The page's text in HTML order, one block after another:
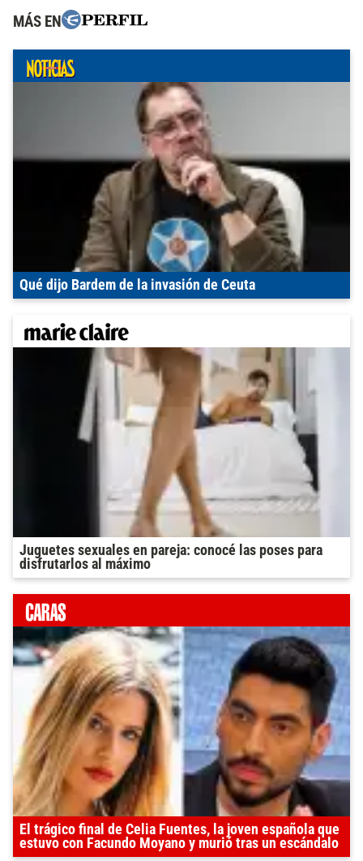
MÁS EN
Qué dijo Bardem de la invasión de Ceuta
Juguetes sexuales en pareja: conocé las poses para
disfrutarlos al máximo
El trágico final de Celia Fuentes, la joven española que
estuvo con Facundo Moyano y murió tras un escándalo